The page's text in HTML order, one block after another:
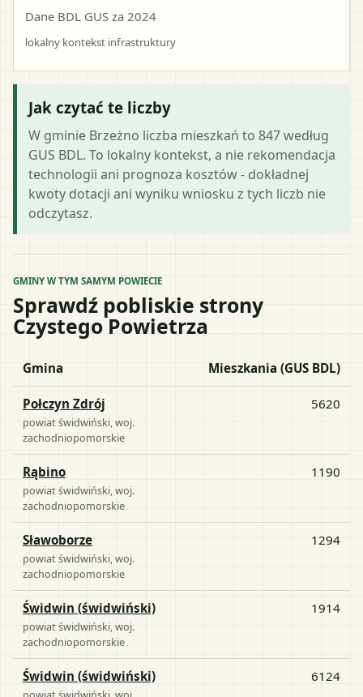
Dane BDL GUS za 2024
lokalny kontekst infrastruktury
Jak czytać te liczby
W gminie Brzeżno liczba mieszkań to 847 według
GUS BDL. To lokalny kontekst, a nie rekomendacja
technologii ani prognoza kosztów - dokładnej
kwoty dotacji ani wyniku wniosku z tych liczb nie
odczytasz.
GMINY W TYM SAMYM POWIECIE
Sprawdź pobliskie strony
Czystego Powietrza
Gmina Mieszkania (GUS BDL)
Połczyn Zdrój
powiatświdwiński , woj.
zachodniopomorskie
5620
Rąbino
powiatświdwiński , woj.
zachodniopomorskie
1190
Sławoborze
powiatświdwiński , woj.
zachodniopomorskie
1294
Świdwin (świdwiński)
powiatświdwiński , woj.
zachodniopomorskie
1914
Świdwin (świdwiński) 6124